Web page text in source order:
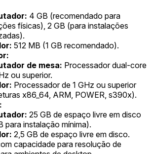
4 GB (recomendado para
físicas), 2 GB (para instalações
512 MB (1 GB recomendado).
de mesa: Processador dual-core
ou superior.
Processador de 1 GHz ou superior
x86_64, ARM, POWER, s390x).
25 GB de espaço livre em disco
para instalação mínima).
2,5 GB de espaço livre em disco.
capacidade para resolução de